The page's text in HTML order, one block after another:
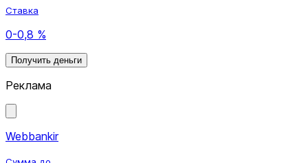
Ставка
0-0,8 %
Получить деньги
Реклама
Webbankir